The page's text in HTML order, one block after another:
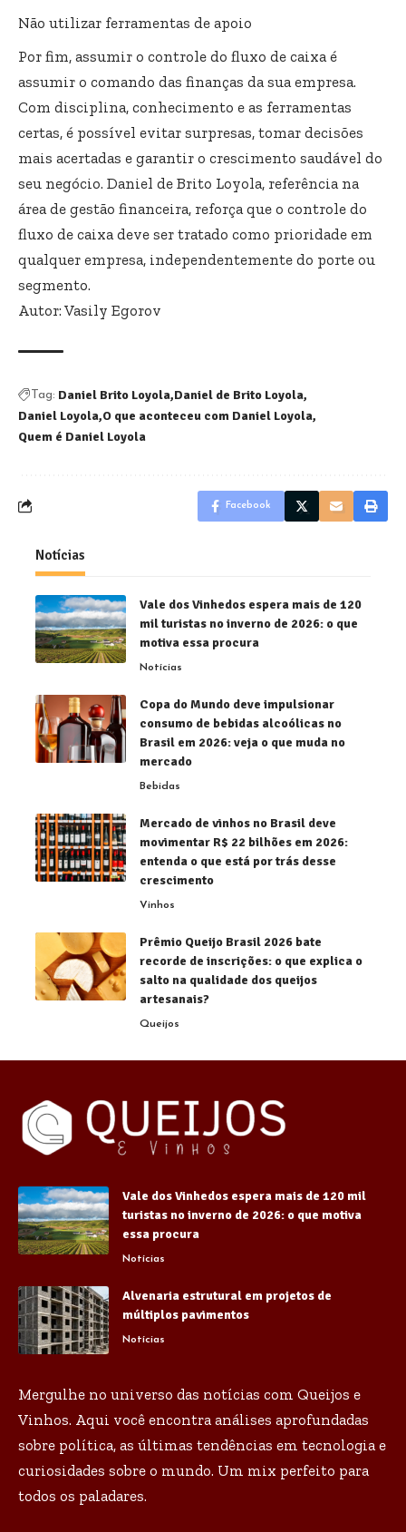
Não utilizar ferramentas de apoio
Por fim, assumir o controle do fluxo de caixa é
assumir o comando das finanças da sua empresa.
Com disciplina, conhecimento e as ferramentas
certas, é possível evitar surpresas, tomar decisões
mais acertadas e garantir o crescimento saudável do
seu negócio. Daniel de Brito Loyola, referência na
área de gestão financeira, reforça que o controle do
fluxo de caixa deve ser tratado como prioridade em
qualquer empresa, independentemente do porte ou
segmento.
Autor: Vasily Egorov
Tag: Daniel Brito Loyola Daniel de Brito Loyola
Daniel Loyola O que aconteceu com Daniel Loyola
Quem é Daniel Loyola
Facebook
Notícias
Vale dos Vinhedos espera mais de 120
mil turistas no inverno de 2026: o que
motiva essa procura
Notícias
Copa do Mundo deve impulsionar
consumo de bebidas alcoólicas no
Brasil em 2026: veja o que muda no
mercado
Bebidas
Mercado de vinhos no Brasil deve
movimentar R$ 22 bilhões em 2026:
entenda o que está por trás desse
crescimento
Vinhos
Prêmio Queijo Brasil 2026 bate
recorde de inscrições: o que explica o
salto na qualidade dos queijos
artesanais?
Queijos
Vale dos Vinhedos espera mais de 120 mil
turistas no inverno de 2026: o que motiva
essa procura
Notícias
Alvenaria estrutural em projetos de
múltiplos pavimentos
Notícias
Mergulhe no universo das notícias com Queijos e
Vinhos. Aqui você encontra análises aprofundadas
sobre política, as últimas tendências em tecnologia e
curiosidades sobre o mundo. Um mix perfeito para
todos os paladares.